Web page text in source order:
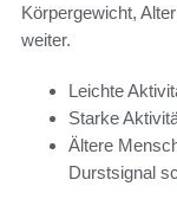
Körpergewicht,
weiter.
Leichte
Starke
Ältere
Durstsignal